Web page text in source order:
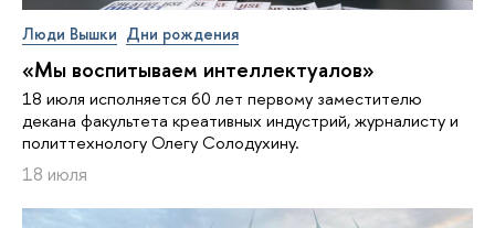
Люди Вышки Дни рождения
«Мы воспитываем интеллектуалов»
18 июля исполняется 60 лет первому заместителю
декана факультета креативных индустрий, журналисту и
политтехнологу Олегу Солодухину.
18 июля